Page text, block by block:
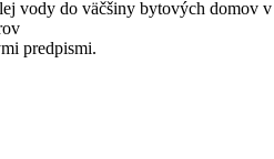
vody do väčšiny bytových domov v
predpismi.